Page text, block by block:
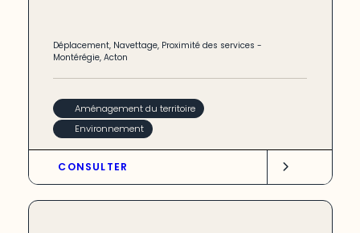
Déplacement, Navettage, Proximité des services -
Montérégie,Acton
Aménagement du territoire
Environnement
CONSULTER